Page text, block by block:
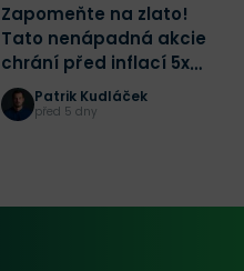
Zapomeňte na zlato!
Tato nenápadná akcie
chrání před inflací 5x
lépe a navíc vám vyplatí
tučnou dividendu
Patrik Kudláček
před 5 dny